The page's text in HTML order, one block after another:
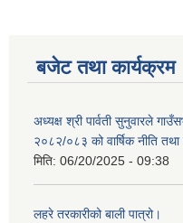
बजेट तथा कार्यक्रम
अध्यक्ष श्री पार्वती सुनुवारले
२०८२/०८३ को वार्षिक नीति तथा
मिति: 06/20/2025 - 09:38
लहरे तरकारीको बाली पात्रो।